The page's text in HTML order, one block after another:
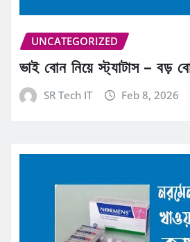
UNCATEGORIZED
ভাই বোন নিয়ে স্ট্যাটাস – বড়
SR Tech IT Feb 8, 2026